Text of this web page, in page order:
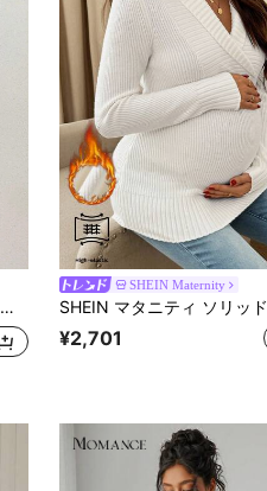
SHEIN Maternity
¥2,701